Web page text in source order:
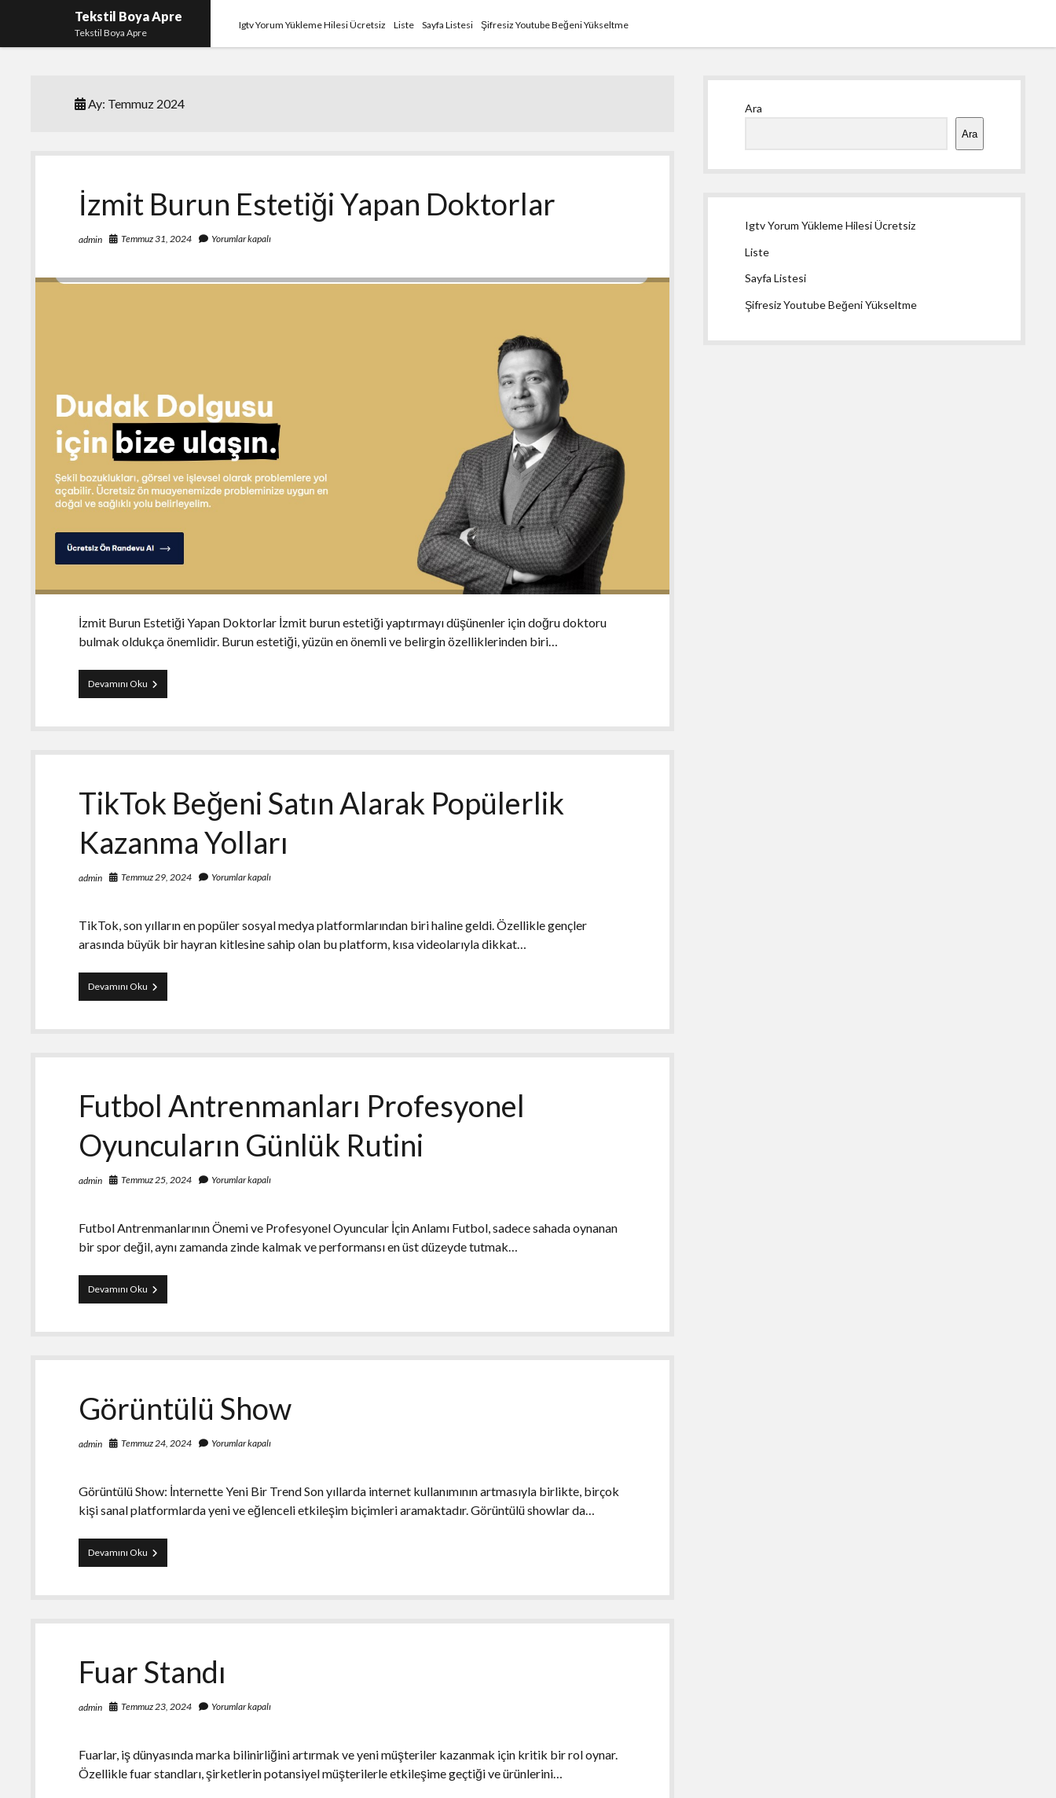
Tekstil Boya Apre
Tekstil Boya Apre
Igtv Yorum Yükleme Hilesi Ücretsiz Liste Sayfa Listesi Şifresiz Youtube Beğeni Yükseltme
Ay: Temmuz 2024
İzmit Burun Estetiği Yapan Doktorlar
admin Temmuz 31, 2024 Yorumlar kapalı
İzmit Burun Estetiği Yapan Doktorlar İzmit burun estetiği yaptırmayı düşünenler için doğru doktoru
bulmak oldukça önemlidir. Burun estetiği, yüzün en önemli ve belirgin özelliklerinden biri…
Devamını Oku İzmit
Burun
Yapan
TikTok Beğeni Satın Alarak Popülerlik
Kazanma Yolları
admin Temmuz 29, 2024 Yorumlar kapalı
TikTok, son yılların en popüler sosyal medya platformlarından biri haline geldi. Özellikle gençler
arasında büyük bir hayran kitlesine sahip olan bu platform, kısa videolarıyla dikkat…
Devamını Oku TikTok
Beğeni
Alarak
Kazanma
Futbol Antrenmanları Profesyonel
Oyuncuların Günlük Rutini
admin Temmuz 25, 2024 Yorumlar kapalı
Futbol Antrenmanlarının Önemi ve Profesyonel Oyuncular İçin Anlamı Futbol, sadece sahada oynanan
bir spor değil, aynı zamanda zinde kalmak ve performansı en üst düzeyde tutmak…
Devamını Oku Futbol
Antrenmanları
Oyuncuların
Rutini
Görüntülü Show
admin Temmuz 24, 2024 Yorumlar kapalı
Görüntülü Show: İnternette Yeni Bir Trend Son yıllarda internet kullanımının artmasıyla birlikte, birçok
kişi sanal platformlarda yeni ve eğlenceli etkileşim biçimleri aramaktadır. Görüntülü showlar da…
Devamını Oku Görüntülü
Show
Fuar Standı
admin Temmuz 23, 2024 Yorumlar kapalı
Fuarlar, iş dünyasında marka bilinirliğini artırmak ve yeni müşteriler kazanmak için kritik bir rol oynar.
Özellikle fuar standları, şirketlerin potansiyel müşterilerle etkileşime geçtiği ve ürünlerini…
Ara
Ara
Igtv Yorum Yükleme Hilesi Ücretsiz
Liste
Sayfa Listesi
Şifresiz Youtube Beğeni Yükseltme